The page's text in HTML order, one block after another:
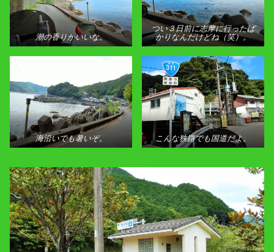
潮の香りがいいな。
つい３日前に志摩に行ったば
かりなんだけどね（笑）。
海沿いでも暑いぞ。 こんな狭路でも国道だよ。